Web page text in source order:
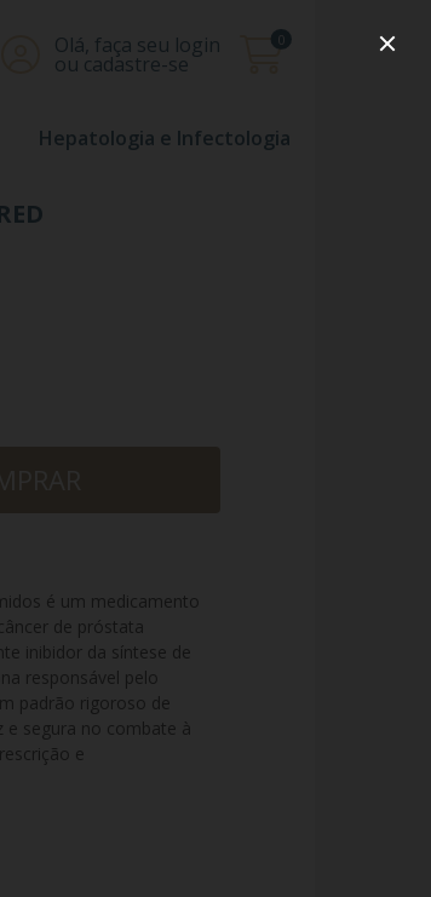
Olá, faça seu login
ou cadastre-se
0
Hepatologia e Infectologia
é um medicamento
de próstata
inibidor da síntese de
responsável pelo
padrão rigoroso de
segura no combate à
e